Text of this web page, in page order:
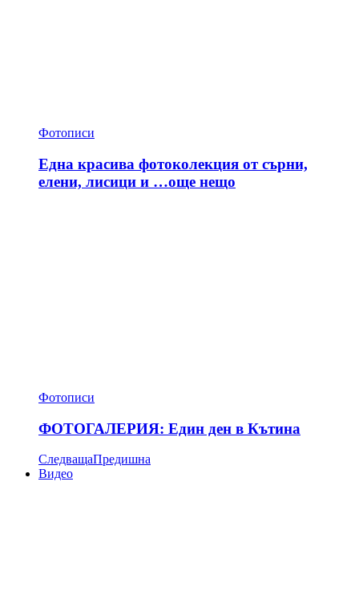
Фотописи
Една красива фотоколекция от сърни,
елени, лисици и …още нещо
Фотописи
ФОТОГАЛЕРИЯ: Един ден в Кътина
СледващаПредишна
Видео